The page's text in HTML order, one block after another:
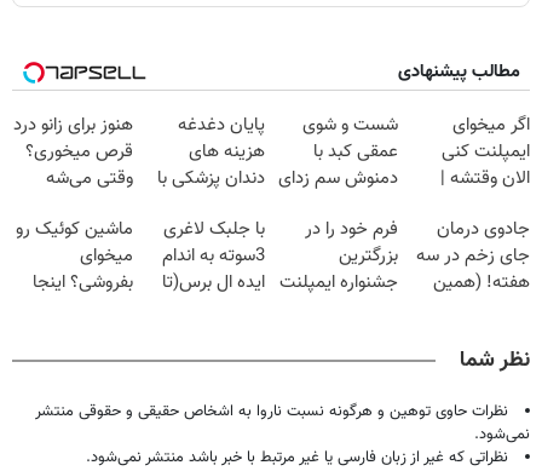
مطالب پیشنهادی
اگر میخوای
ایمپلنت کنی
الان وقتشه |
میلیون تومان!!!
شست و شوی
عمقی کبد با
دمنوش سم زدای
پایان دغدغه
هزینه های
دندان پزشکی با
خانگی
هنوز برای زانو درد
قرص میخوری؟
وقتی می‌شه
درمانش کرد؟؟؟؟
جادوی درمان
جای زخم در سه
هفته! (همین
فرم خود را در
بزرگترین
جشنواره ایمپلنت
با جلبک لاغری
3سوته به اندام
ایده ال برس(تا
ماشین کوئیک رو
میخوای
بفروشی؟ اینجا
بفروشش
نظر شما
نظرات حاوی توهین و هرگونه نسبت ناروا به اشخاص حقیقی و حقوقی منتشر
نمی‌شود.
نظراتی که غیر از زبان فارسی یا غیر مرتبط با خبر باشد منتشر نمی‌شود.